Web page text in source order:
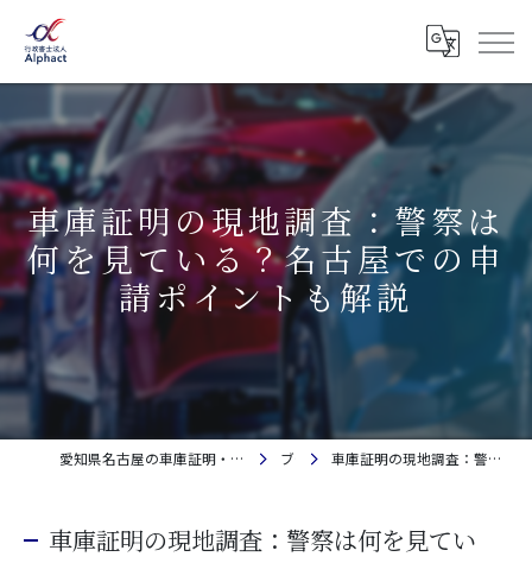
車庫証明の現地調査：警察は
何を見ている？名古屋での申
請ポイントも解説
愛知県名古屋の車庫証明・自動車登録なら行政書士法人Alphact｜相談料金無料 ブログ 車庫証明の現地調査：警察は何を見ている？名古屋での申請ポイントも解説
車庫証明の現地調査：警察は何を見てい